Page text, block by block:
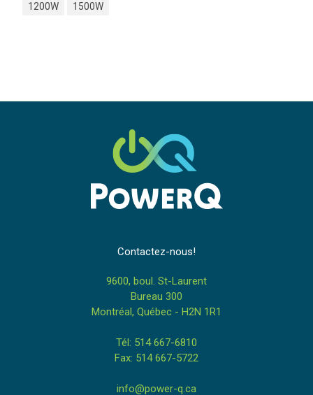
1200W
1500W
Contactez-nous!
9600, boul. St-Laurent
Bureau 300
Montréal, Québec - H2N 1R1
Tél: 514 667-6810
Fax: 514 667-5722
info@power-q.ca